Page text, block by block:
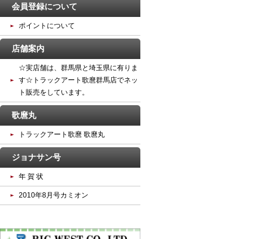
会員登録について
ポイントについて
店舗案内
☆実店舗は、群馬県と埼玉県に有りま
す☆トラックアート歌麿群馬店でネッ
ト販売をしています。
歌麿丸
トラックアート歌麿 歌麿丸
ジョナサン号
年 賀 状
2010年8月号カミオン